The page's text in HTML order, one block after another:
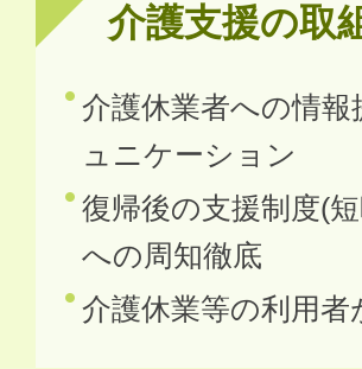
介護支援の取
介護休業者への情
ュニケーション
復帰後の支援制度(
への周知徹底
介護休業等の利用